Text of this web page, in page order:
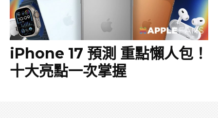
iPhone 17 預測 重點懶人包！
十大亮點一次掌握